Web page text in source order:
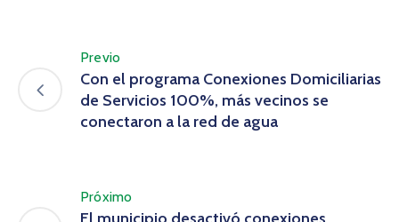
Previo
Con el programa Conexiones Domiciliarias
de Servicios 100%, más vecinos se
conectaron a la red de agua
Próximo